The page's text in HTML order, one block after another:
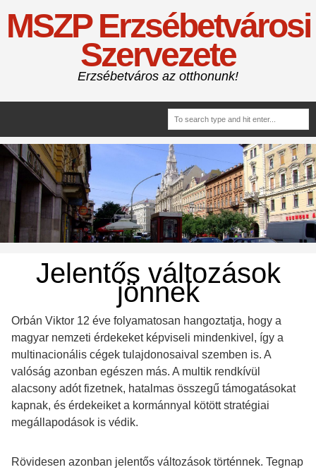
MSZP Erzsébetvárosi
Szervezete
Erzsébetváros az otthonunk!
Jelentős változások
jönnek
Orbán Viktor 12 éve folyamatosan hangoztatja, hogy a
magyar nemzeti érdekeket képviseli mindenkivel, így a
multinacionális cégek tulajdonosaival szemben is. A
valóság azonban egészen más. A multik rendkívül
alacsony adót fizetnek, hatalmas összegű támogatásokat
kapnak, és érdekeiket a kormánnyal kötött stratégiai
megállapodások is védik.
Rövidesen azonban jelentős változások történnek. Tegnap